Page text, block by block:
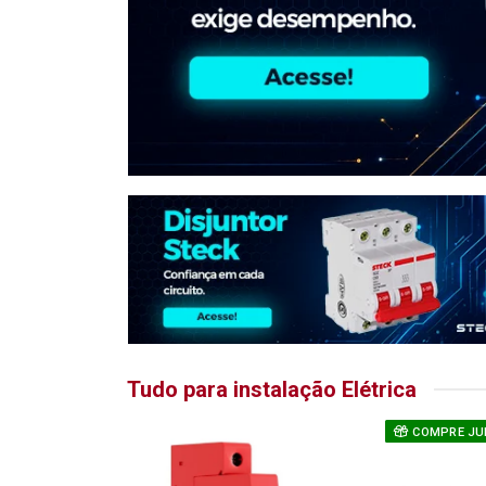
Tudo para instalação Elétrica
COMPRE